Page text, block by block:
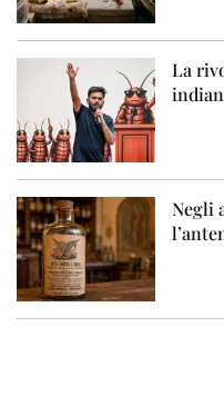
La
Negli